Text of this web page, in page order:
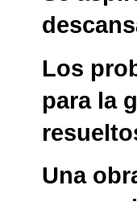
Los
para la
Una